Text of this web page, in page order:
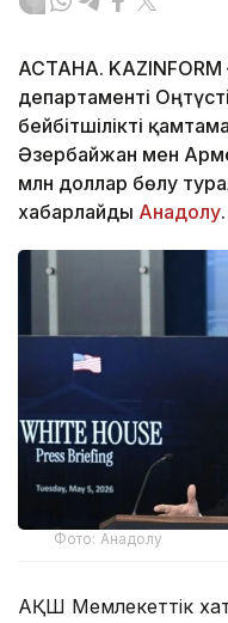
АСТАНА. KAZINFORM
департаменті
бейбітшілікті
Әзербайжан мен
млн доллар бөлу
хабарлайды Анадолу.
Фото: Анадолу
АҚШ Мемлекеттік